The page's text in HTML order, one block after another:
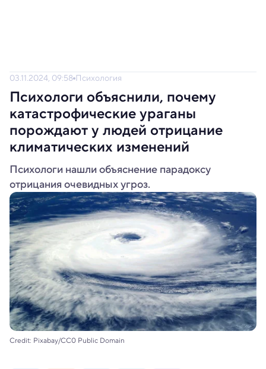
03.11.2024, 09:58 Психология
Психологи объяснили, почему
катастрофические ураганы
порождают у людей отрицание
климатических изменений
Психологи нашли объяснение парадоксу
отрицания очевидных угроз.
Credit: Pixabay/CC0 Public Domain